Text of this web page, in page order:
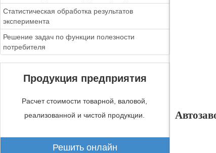
Статистическая обработка результатов
эксперимента
Решение задач по функции полезности
потребителя
Продукция предприятия
Расчет стоимости товарной, валовой,
реализованной и чистой продукции.
Решить онлайн